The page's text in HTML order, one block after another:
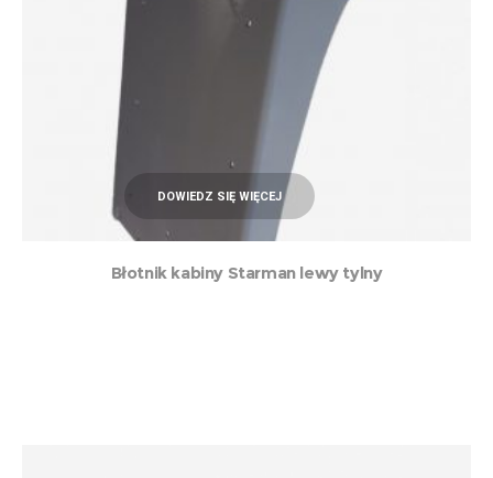
DOWIEDZ SIĘ WIĘCEJ
Błotnik kabiny Starman lewy tylny